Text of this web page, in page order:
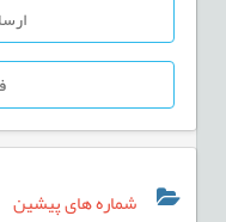
شماره های پیشین